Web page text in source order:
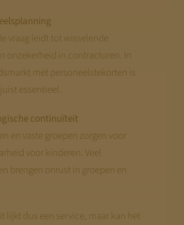
vraag leidt tot wisselende
onzekerheid in contracturen. In
met personeelstekorten is
essentieel.
continuïteit
en vaste groepen zorgen voor
voor kinderen. Veel
brengen onrust in groepen en
lijkt dus een service, maar kan het